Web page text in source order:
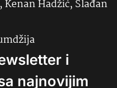
Hadžić, Slađan
i
najnovijim